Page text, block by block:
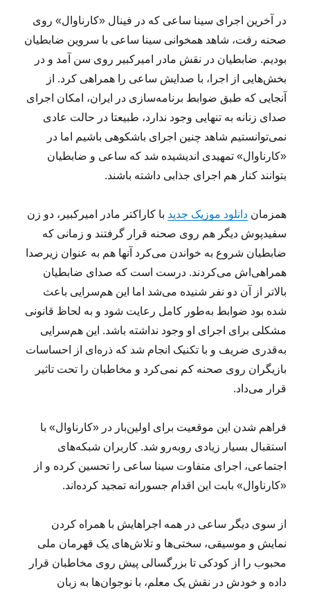
در آخرین اجرای سینا ساعی که در فینال «کارناوال» روی
صحنه رفت، شاهد همخوانی سینا ساعی با سروین ضابطیان
بودیم. ضابطیان در نقش مادر امیرکبیر روی سن آمد و در
بخش‌هایی از اجرا، با صدایش ساعی را همراهی کرد. از
آنجایی که طبق ضوابط برنامه‌سازی در ایران، امکان اجرای
صدای زنانه به تنهایی وجود ندارد، طبیعتا در حالت عادی
نمی‌توانستیم شاهد چنین اجرای باشکوهی باشیم اما در
«کارناوال» تمهیدی اندیشیده شد که ساعی و ضابطیان
بتوانند کنار هم اجرای جذابی داشته باشند.
همزماندانلود موزیک جدید با کاراکتر مادر امیرکبیر، دو زن
سفیدپوش دیگر هم روی صحنه قرار گرفتند و زمانی که
ضابطیان شروع به خواندن می‌کرد آنها هم به عنوان زیرصدا
همراهی‌اش می‌کردند. درست است که صدای ضابطیان
بالاتر از آن دو نفر شنیده می‌شد اما این هم‌سرایی باعث
شده بود ضوابط به‌طور کامل رعایت شود و به لحاظ قانونی
مشکلی برای اجرای او وجود نداشته باشد. این هم‌سرایی
به‌قدری ضریف و با تکنیک انجام شد که ذره‌ای از احساسات
بازیگران روی صحنه کم نمی‌کرد و مخاطبان را تحت تاثیر
قرار می‌داد.
فراهم شدن این موقعیت برای اولین‌بار در «کارناوال» با
استقبال بسیار زیادی روبه‌رو شد. کاربران شبکه‌های
اجتماعی، اجرای متفاوت سینا ساعی را تحسین کرده‌ و از
«کارناوال» بابت این اقدام جسورانه تمجید کرده‌اند.
از سوی دیگر ساعی در همه اجراهایش با همراه کردن
نمایش و موسیقی، سختی‌ها و تلاش‌های یک قهرمان ملی
محبوب را از کودکی تا بزرگسالی پیش روی مخاطبان قرار
داده و خودش در نقش یک معلم، با نوجوان‌ها به زبان